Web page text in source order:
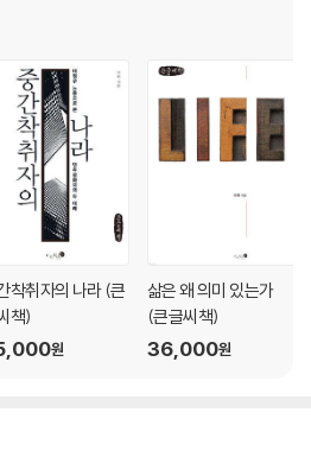
해결하기 233
가능한가 239
시킬 때 252
착취자의 나라 (큰
책)
원
삶은 왜 의미 있는가
(큰글씨책)
36,000원